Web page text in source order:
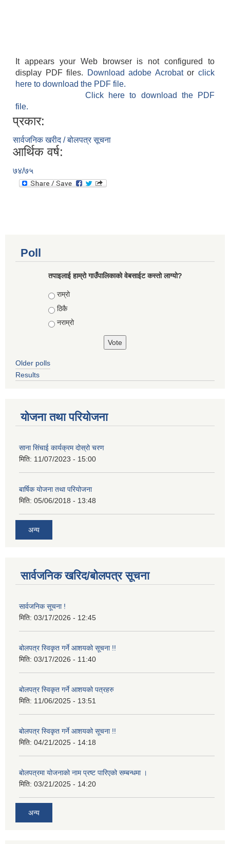
It appears your Web browser is not configured to
display PDF files.
Download adobe Acrobatorclick
here to download the PDF file.
Click here to download the PDF
file.
प्रकार:
सार्वजनिक खरीद / बोलपत्र सूचना
आर्थिक वर्ष:
७४/७५
Poll
तपाइलाई हाम्रो गाउँपालिकाको वेबसाईट कस्तो लाग्यो?
Choices
राम्रो
ठिकै
नराम्रो
Older polls
Results
योजना तथा परियोजना
साना सिंचाई कार्यक्रम दोस्रो चरण
मिति: 11/07/2023 - 15:00
बार्षिक योजना तथा परियोजना
मिति: 05/06/2018 - 13:48
अन्य
सार्वजनिक खरिद/बोलपत्र सूचना
सार्वजनिक सूचना !
मिति: 03/17/2026 - 12:45
बोलपत्र स्विकृत गर्ने आशयको सूचना !!
मिति: 03/17/2026 - 11:40
बोलपत्र स्विकृत गर्ने आशयको पत्रहरु
मिति: 11/06/2025 - 13:51
बोलपत्र स्विकृत गर्ने आशयको सूचना !!
मिति: 04/21/2025 - 14:18
बोलपत्रमा योजनाको नाम प्रष्ट पारिएको सम्बन्धमा ।
मिति: 03/21/2025 - 14:20
अन्य